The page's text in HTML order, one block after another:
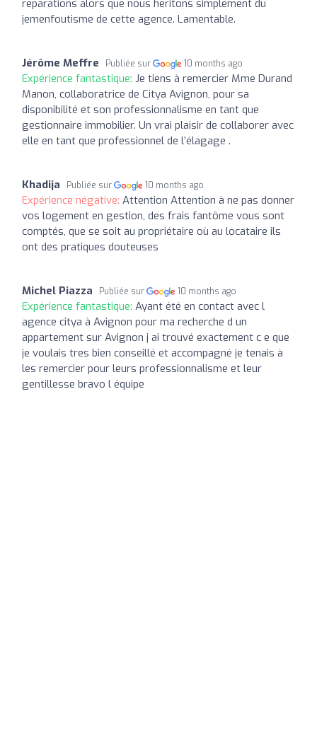
reparations alors que nous heritons simplement du
jemenfoutisme de cette agence. Lamentable.
Jérôme Meffre Publiée sur 10 months ago
Expérience fantastique: Je tiens à remercier Mme Durand
Manon, collaboratrice de Citya Avignon, pour sa
disponibilité et son professionnalisme en tant que
gestionnaire immobilier. Un vrai plaisir de collaborer avec
elle en tant que professionnel de l’élagage .
Khadija Publiée sur 10 months ago
Expérience négative: Attention Attention à ne pas donner
vos logement en gestion, des frais fantôme vous sont
comptés, que se soit au propriétaire où au locataire ils
ont des pratiques douteuses
Michel Piazza Publiée sur 10 months ago
Expérience fantastique: Ayant été en contact avec l
agence citya à Avignon pour ma recherche d un
appartement sur Avignon j ai trouvé exactement c e que
je voulais tres bien conseillé et accompagné je tenais à
les remercier pour leurs professionnalisme et leur
gentillesse bravo l équipe